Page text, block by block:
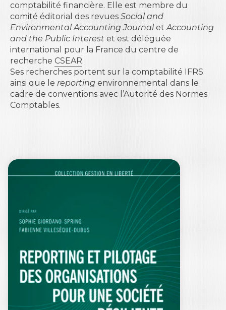
comptabilité financière. Elle est membre du
comité éditorial des revues Social and
Environmental Accounting JournaletAccounting
and the Public Interest et est déléguée
international pour la France du centre de
recherche CSEAR.
Ses recherches portent sur la comptabilité IFRS
ainsi que le reporting environnemental dans le
cadre de conventions avec l’Autorité des Normes
Comptables.